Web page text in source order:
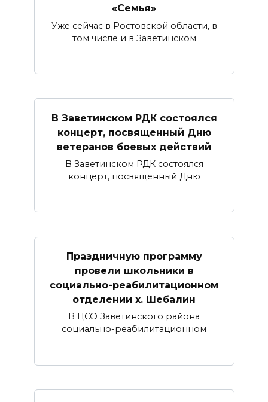
«Семья»
Уже сейчас в Ростовской области, в
том числе и в Заветинском
В Заветинском РДК состоялся
концерт, посвященный Дню
ветеранов боевых действий
В Заветинском РДК состоялся
концерт, посвящённый Дню
Праздничную программу
провели школьники в
социально-реабилитационном
отделении х. Шебалин
В ЦСО Заветинского района
социально-реабилитационном